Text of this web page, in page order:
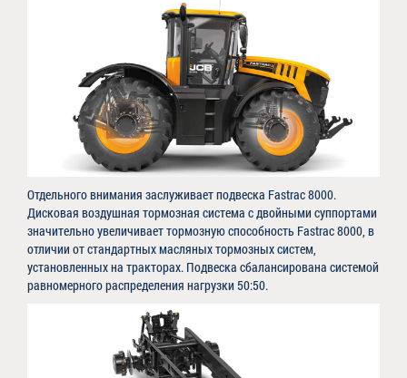
Отдельного внимания заслуживает подвеска Fastrac 8000.
Дисковая воздушная тормозная система с двойными суппортами
значительно увеличивает тормозную способность Fastrac 8000, в
отличии от стандартных масляных тормозных систем,
установленных на тракторах. Подвеска сбалансирована системой
равномерного распределения нагрузки 50:50.